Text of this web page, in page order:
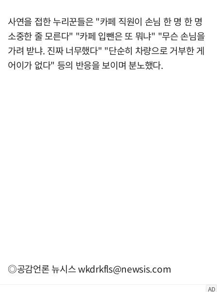
사연을 접한 누리꾼들은 "카페 직원이 손님 한 명 한 명
소중한 줄 모른다" "카페 입뺀은 또 뭐냐" "무슨 손님을
가려 받냐. 진짜 너무했다" "단순히 차량으로 거부한 게
어이가 없다" 등의 반응을 보이며 분노했다.
◎공감언론 뉴시스wkdrkfls@newsis.com